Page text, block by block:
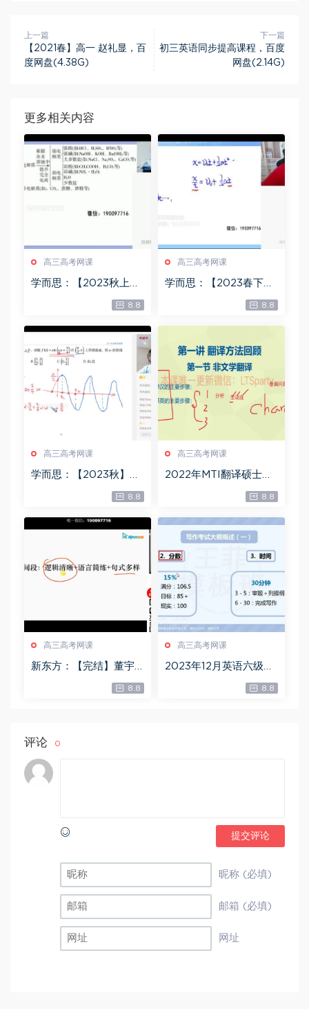
上一篇
【2021春】高一 赵礼显，百
度网盘(4.38G)
下一篇
初三英语同步提高课程，百度
网盘(2.14G)
更多相关内容
高三高考网课
学而思：【2023秋上】
8.8
高三高考网课
学而思：【2023春下】
8.8
高三高考网课
学而思：【2023秋】高
8.8
高三高考网课
2022年MTI翻译硕士冲
8.8
高三高考网课
新东方：【完结】董宇
总复习，百度网盘(4.88
8.8
高三高考网课
2023年12月英语六级：1
8.8
评论 0
提交评论
昵称 (必填)
邮箱 (必填)
网址